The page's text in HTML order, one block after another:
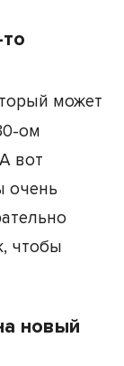
может
ом
вот
очень
чтобы
новый